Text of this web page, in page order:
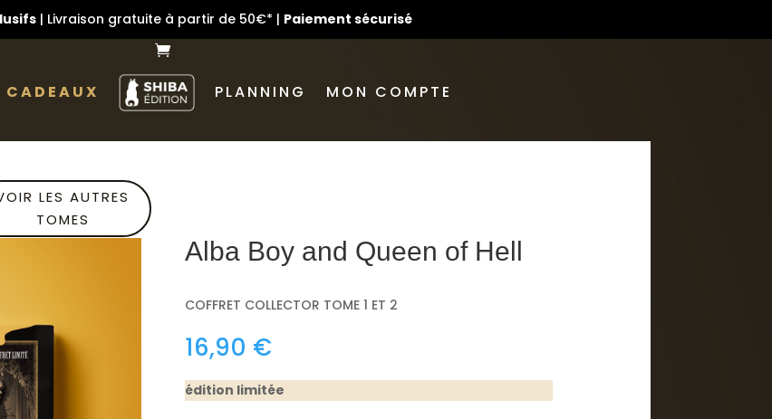
| Livraison gratuite à partir de 50€* | Paiement sécurisé
CADEAUX PLANNING MON COMPTE
LES AUTRES
TOMES
Alba Boy and Queen of Hell
COFFRET COLLECTOR TOME 1 ET 2
16,90 €
édition limitée